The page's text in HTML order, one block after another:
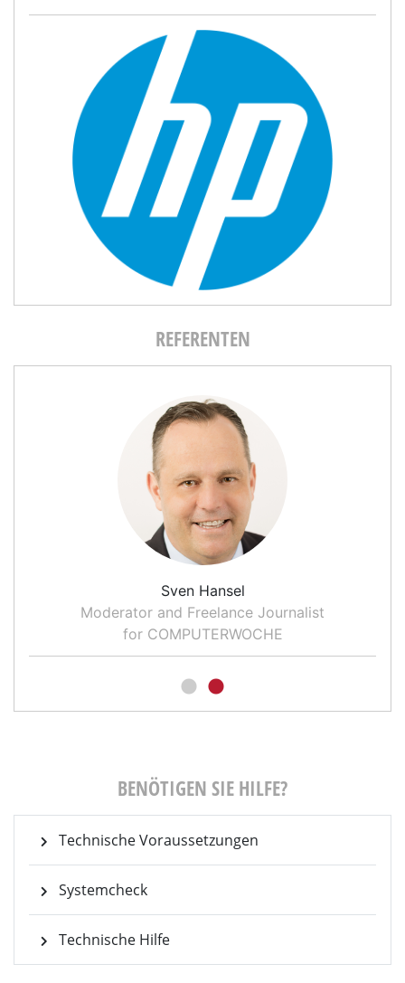
REFERENTEN
Sven Hansel
Moderator and Freelance Journalist
for COMPUTERWOCHE
BENÖTIGEN SIE HILFE?
Technische Voraussetzungen
Systemcheck
Technische Hilfe